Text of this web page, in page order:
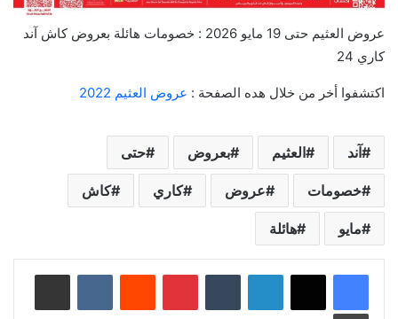
عروض العثيم حتى 19 مايو 2026 : خصومات هائلة بعروض كاش آند
كاري 24
اكتشفوا أخر من خلال هده الصفحة : عروض العثيم 2022
آند العثيم بعروض حتى
خصومات عروض كاري كاش
مايو هائلة
لينكدإن بينتيريست